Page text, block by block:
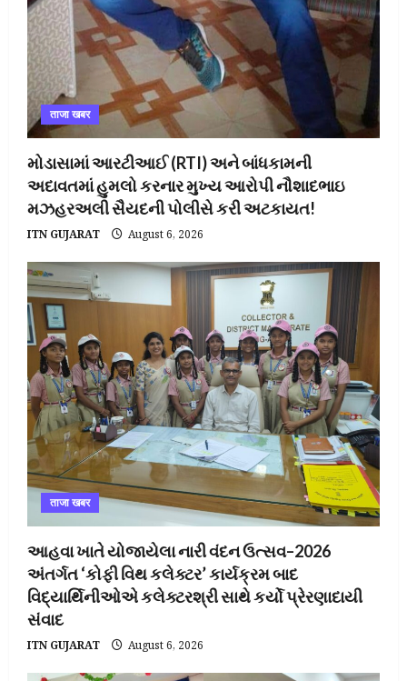
ताजा खबर
મોડાસામાં આરટીઆઈ (RTI) અને બાંધકામની
અદાવતમાં હુમલો કરનાર મુખ્ય આરોપી નૌશાદભાઇ
મઝહરઅલી સૈયદની પોલીસે કરી અટકાયત!
ITN GUJARAT August 6, 2026
ताजा खबर
આહવા ખાતે યોજાયેલા નારી વંદન ઉત્સવ–2026
અંતર્ગત ‘કોફી વિથ કલેક્ટર’ કાર્યક્રમ બાદ
વિદ્યાર્થિનીઓએ કલેક્ટરશ્રી સાથે કર્યો પ્રેરણાદાયી
સંવાદ
ITN GUJARAT August 6, 2026